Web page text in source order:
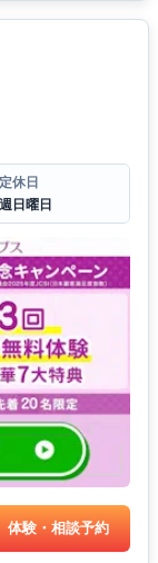
定休日
日曜日
体験・相談予約